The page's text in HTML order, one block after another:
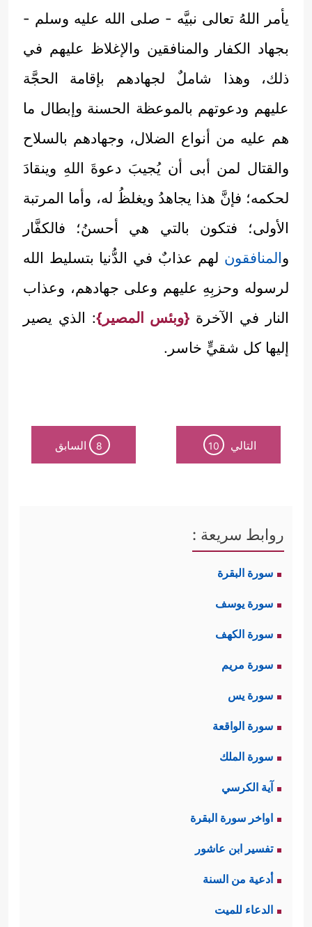
يأمر اللهُ تعالى نبيَّه - صلى الله عليه وسلم -
بجهاد الكفار والمنافقين والإغلاظ عليهم في
ذلك، وهذا شاملٌ لجهادهم بإقامة الحجَّة
عليهم ودعوتهم بالموعظة الحسنة وإبطال ما
هم عليه من أنواع الضلال، وجهادهم بالسلاح
والقتال لمن أبى أن يُجيبَ دعوةَ اللهِ وينقادَ
لحكمه؛ فإنَّ هذا يجاهدُ ويغلظُ له، وأما المرتبة
الأولى؛ فتكون بالتي هي أحسنُ؛ فالكفَّار
والمنافقون لهم عذابٌ في الدُّنيا بتسليط الله
لرسوله وحزبِهِ عليهم وعلى جهادهم، وعذاب
النار في الآخرة {وبئس المصير}: الذي يصير
إليها كل شقيٍّ خاسر.
التالي 10
8 السابق
روابط سريعة :
سورة البقرة
سورة يوسف
سورة الكهف
سورة مريم
سورة يس
سورة الواقعة
سورة الملك
آية الكرسي
اواخر سورة البقرة
تفسير ابن عاشور
أدعية من السنة
الدعاء للميت